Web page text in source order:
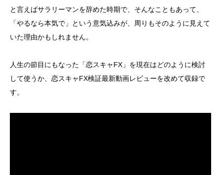
と言えばサラリーマンを辞めた時期で、そんなこともあって、
「やるなら本気で」という意気込みが、周りもそのように見えて
いた理由かもしれません。
人生の節目にもなった「恋スキャFX」を現在はどのように検討
して使うか、恋スキャFX検証最新動画レビューを改めて収録で
す。